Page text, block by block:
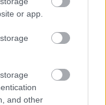
or app.
and other